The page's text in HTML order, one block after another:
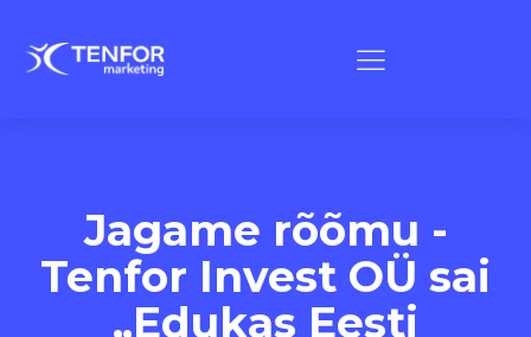
Jagame rõõmu -
Tenfor Invest OÜ sai
„Edukas Eesti